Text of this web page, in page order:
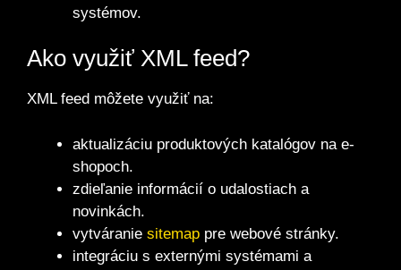
systémov.
Ako využiť XML feed?
XML feed môžete využiť na:
aktualizáciu produktových katalógov na e-
shopoch.
zdieľanie informácií o udalostiach a
novinkách.
vytváranie sitemap pre webové stránky.
integráciu s externými systémami a